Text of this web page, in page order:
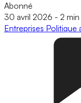
Abonné
30 avril 2026 - 2 min
Entreprises Politique